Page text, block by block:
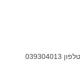
אין לי מושג. המידע האחרון שיש לי ממנו הוא טלפון 039304013